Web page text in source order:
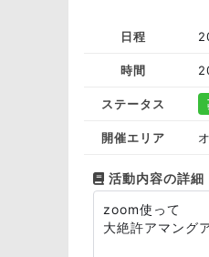
日程
時間
ステータス
開催エリア
活動内容の詳細
zoom使って
大絶許アマング